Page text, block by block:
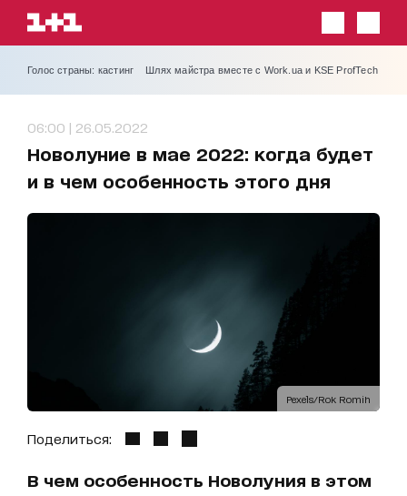
Голос страны: кастинг Шлях майстра вместе с Work.ua и KSE ProfTech
06:00 | 26.05.2022
Новолуние в мае 2022: когда будет
и в чем особенность этого дня
Pexels/Rok Romih
Поделиться:
В чем особенность Новолуния в этом